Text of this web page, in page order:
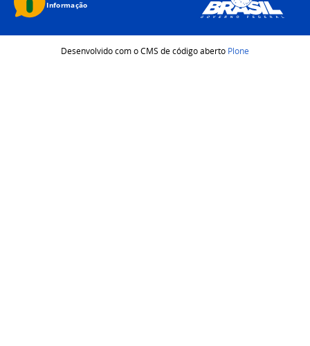
Desenvolvido com o CMS de código aberto Plone